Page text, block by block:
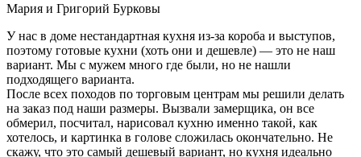
Мария и Григорий Бурковы
У нас в доме нестандартная кухня из-за короба и выступов,
поэтому готовые кухни (хоть они и дешевле) — это не наш
вариант. Мы с мужем много где были, но не нашли
подходящего варианта.
После всех походов по торговым центрам мы решили делать
на заказ под наши размеры. Вызвали замерщика, он все
обмерил, посчитал, нарисовал кухню именно такой, как
хотелось, и картинка в голове сложилась окончательно. Не
скажу, что это самый дешевый вариант, но кухня идеально